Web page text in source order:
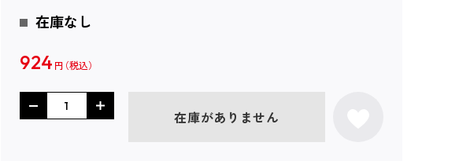
在庫なし
924 円
在庫がありません